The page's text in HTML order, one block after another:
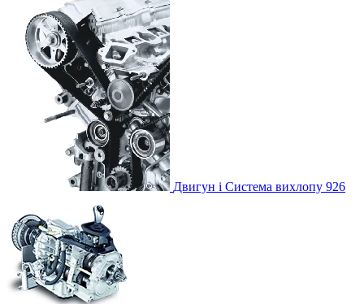
Двигун і Система вихлопу 926